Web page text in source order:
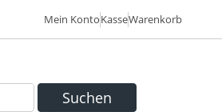
Mein KontoKasseWarenkorb
Suchen